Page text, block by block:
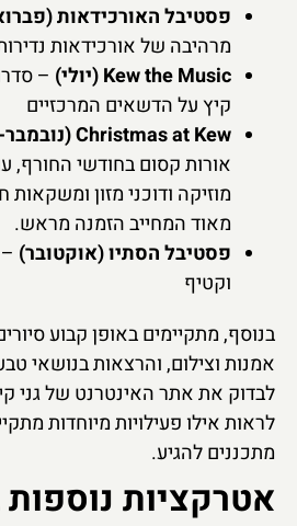
פסטיבל האורכידאות
מרהיבה של אורכידאות
Kew the Music (יולי)
–
קיץ על הדשאים המרכזיים
Christmas at Kew (נובמבר-ינואר)
אורות קסום בחודשי החורף,
מוזיקה ודוכני מזון ומשקאות
מאוד המחייב הזמנה מראש.
פסטיבל הסתיו (אוקטובר)
וקטיף
בנוסף, מתקיימים באופן קבוע
אמנות וצילום, והרצאות בנושאי
לבדוק את אתר האינטרנט של גני
לראות אילו פעילויות מיוחדות
מתכננים להגיע.
אטרקציות נוספות